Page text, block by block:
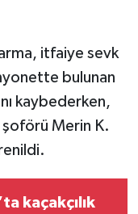
itfaiye sevk
bulunan
kaybederken,
şoförü Merin K.
kaçakçılık